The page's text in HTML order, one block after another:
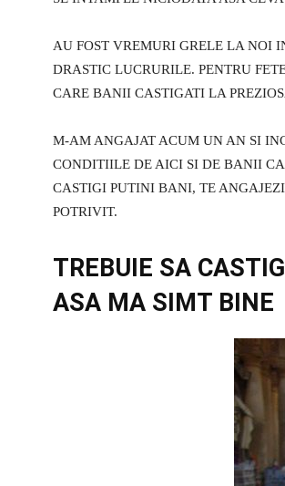
AU FOST VREMURI GRELE LA NOI
DRASTIC LUCRURILE. PENTRU
CARE BANII CASTIGATI LA
M-AM ANGAJAT ACUM UN AN SI
CONDITIILE DE AICI SI DE BANII
CASTIGI PUTINI BANI, TE
POTRIVIT.
TREBUIE SA
ASA MA SIMT BINE